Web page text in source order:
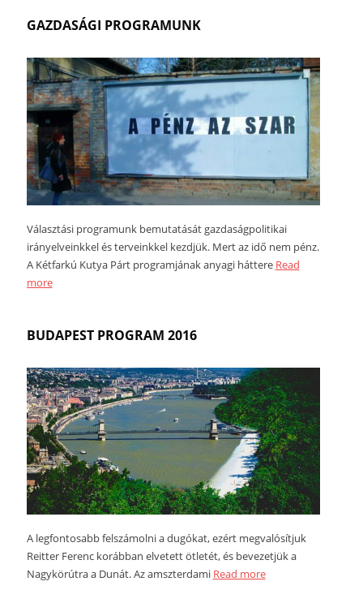
GAZDASÁGI PROGRAMUNK
Választási programunk bemutatását gazdaságpolitikai
irányelveinkkel és terveinkkel kezdjük. Mert az idő nem pénz.
A Kétfarkú Kutya Párt programjának anyagi háttere Read
more
BUDAPEST PROGRAM 2016
A legfontosabb felszámolni a dugókat, ezért megvalósítjuk
Reitter Ferenc korábban elvetett ötletét, és bevezetjük a
Nagykörútra a Dunát. Az amszterdami Read more